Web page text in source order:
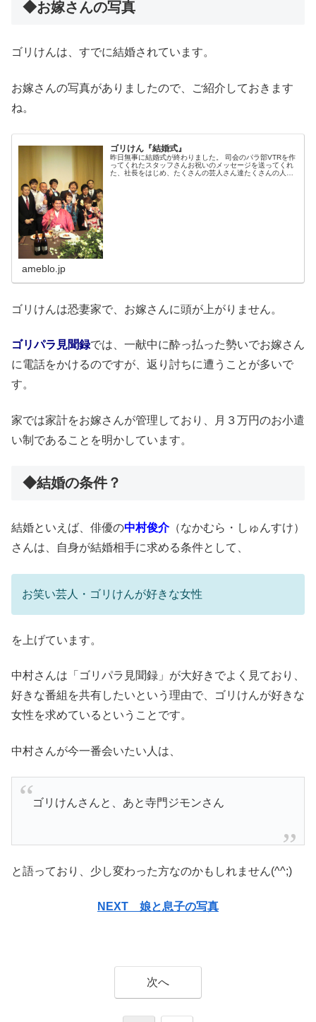
◆お嫁さんの写真
ゴリけんは、すでに結婚されています。
お嫁さんの写真がありましたので、ご紹介しておきます
ね。
ゴリけん『結婚式』
昨日無事に結婚式が終わりました。 司会のパラ部VTRを作
ってくれたスタッフさんお祝いのメッセージを送ってくれ
た、社長をはじめ、たくさんの芸人さん達たくさんの人…
ameblo.jp
ゴリけんは恐妻家で、お嫁さんに頭が上がりません。
ゴリパラ見聞録では、一献中に酔っ払った勢いでお嫁さん
に電話をかけるのですが、返り討ちに遭うことが多いで
す。
家では家計をお嫁さんが管理しており、月３万円のお小遣
い制であることを明かしています。
◆結婚の条件？
結婚といえば、俳優の中村俊介（なかむら・しゅんすけ）
さんは、自身が結婚相手に求める条件として、
お笑い芸人・ゴリけんが好きな女性
を上げています。
中村さんは「ゴリパラ見聞録」が大好きでよく見ており、
好きな番組を共有したいという理由で、ゴリけんが好きな
女性を求めているということです。
中村さんが今一番会いたい人は、
ゴリけんさんと、あと寺門ジモンさん
と語っており、少し変わった方なのかもしれません(^^;)
NEXT 娘と息子の写真
次へ